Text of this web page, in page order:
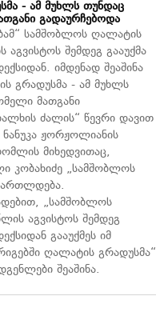
- ამ მუხლს თუნდაც
გადაურჩებოდა
სამშობლოს ღალატის
შემდეგ გააუქმა
იმდენად შეაშინა
გრადუსმა - ამ მუხლს
მათგანი
ძალის“ წევრი დავით
ჟორჟოლიანის
მიხედვითაც,
კობახიძე „სამშობლოს
„სამშობლოს
აგვისტოს შემდეგ
გააუქმეს იმ
ღალატის გრადუსმა“
შეაშინა.